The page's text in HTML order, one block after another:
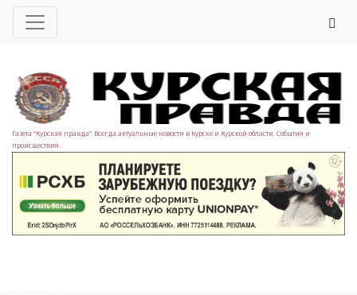
Газета "Курская правда". Всегда актуальные новости в Курске и Курской области. События и
происшествия.